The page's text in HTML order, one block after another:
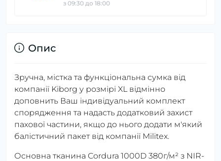
з 09:30 до 18:00
Опис
Зручна, містка та функціональна сумка від
компанії Kiborg у розмірі XL відмінно
доповнить Ваш індивідуальний комплект
спорядження та надасть додатковий захист
пахової частини, якщо до нього додати м'який
балістичний пакет від компанії Militex.
Основна тканина Cordura 1000D 380г/м² з NIR-